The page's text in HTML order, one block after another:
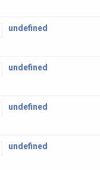
undefined
undefined
undefined
undefined